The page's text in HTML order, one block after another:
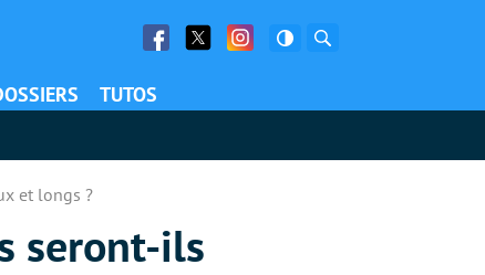
Facebook
Twitter Facebook
TUTOS
et longs ?
seront-ils